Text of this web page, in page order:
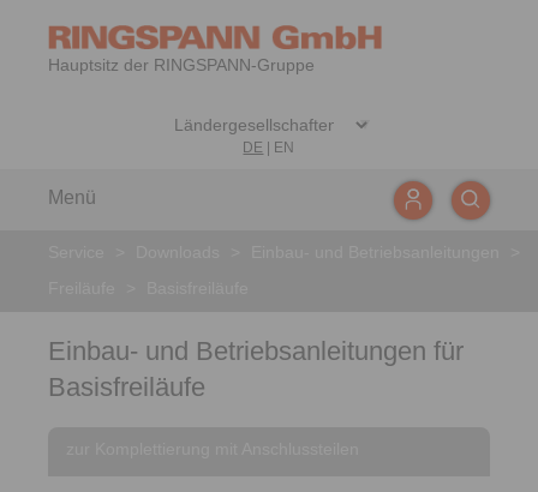
Hauptsitz der RINGSPANN-Gruppe
DE EN
Menü
Einbau- und Betriebsanleitungen für
Basisfreiläufe